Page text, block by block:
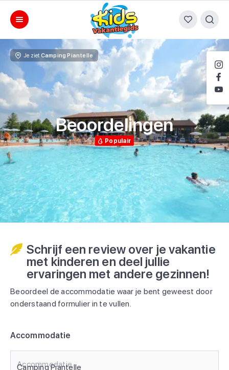
Beoordelingen
Populair
Je ziet Camping Piantelle
Schrijf een review over je vakantie
met kinderen en deel jullie
ervaringen met andere gezinnen!
Beoordeel de accommodatie waar je bent geweest door
onderstaand formulier in te vullen.
Accommodatie
Accommodatie